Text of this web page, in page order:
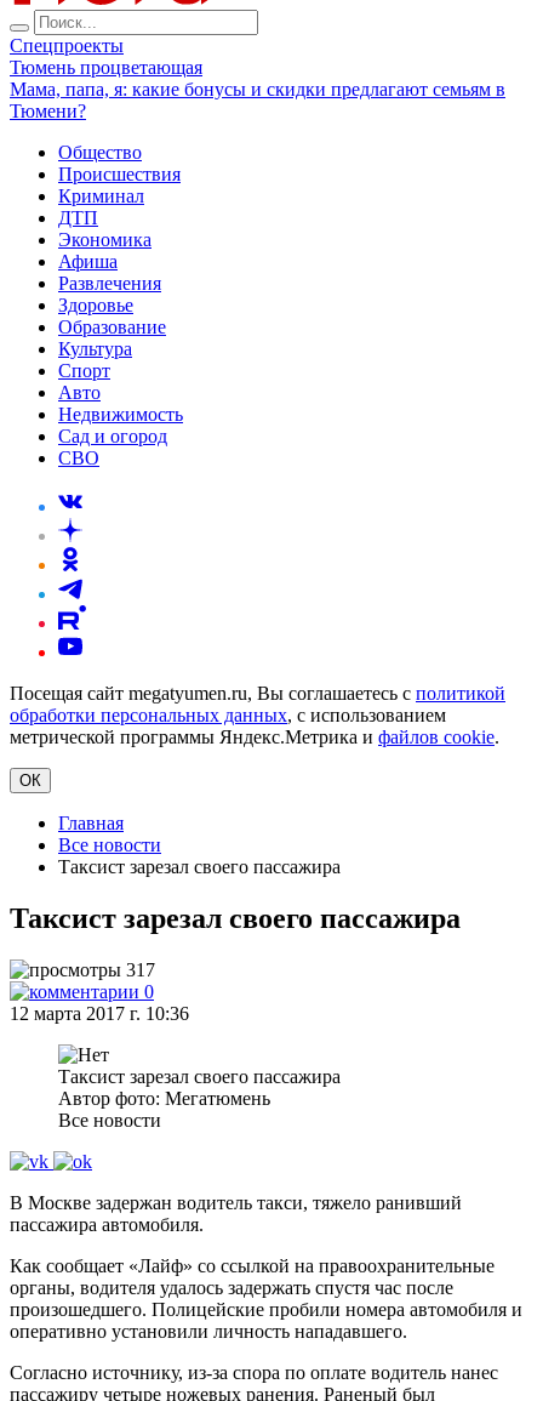
Спецпроекты
Тюмень процветающая
Мама, папа, я: какие бонусы и скидки предлагают семьям в
Тюмени?
Общество
Происшествия
Криминал
ДТП
Экономика
Афиша
Развлечения
Здоровье
Образование
Культура
Спорт
Авто
Недвижимость
Сад и огород
СВО
Посещая сайт megatyumen.ru, Вы соглашаетесь с политикой
обработки персональных данных, с использованием
метрической программы Яндекс.Метрика и файлов cookie.
ОК
Главная
Все новости
Таксист зарезал своего пассажира
Таксист зарезал своего пассажира
317
0
12 марта 2017 г. 10:36
Таксист зарезал своего пассажира
Автор фото: Мегатюмень
Все новости
В Москве задержан водитель такси, тяжело ранивший
пассажира автомобиля.
Как сообщает «Лайф» со ссылкой на правоохранительные
органы, водителя удалось задержать спустя час после
произошедшего. Полицейские пробили номера автомобиля и
оперативно установили личность нападавшего.
Согласно источнику, из-за спора по оплате водитель нанес
пассажиру четыре ножевых ранения. Раненый был